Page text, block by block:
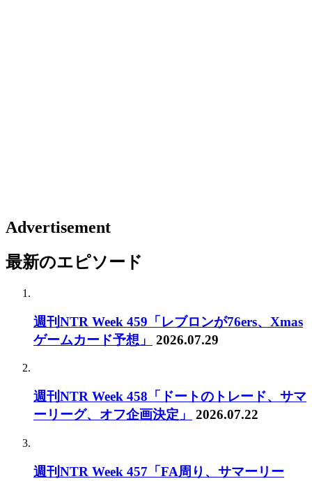
Advertisement
最新のエピソード
週刊NTR Week 459「レブロンが76ers、Xmas
ゲームカード予想」
2026.07.29
週刊NTR Week 458「ドートのトレード、サマ
ーリーグ、オフ企画決定」
2026.07.22
週刊NTR Week 457「FA周り、サマーリー